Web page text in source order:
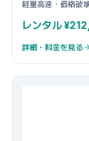
軽量高速・価格破
レンタル
詳細・料金を見る